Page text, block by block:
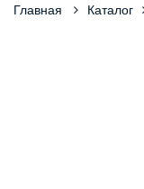
Главная Каталог